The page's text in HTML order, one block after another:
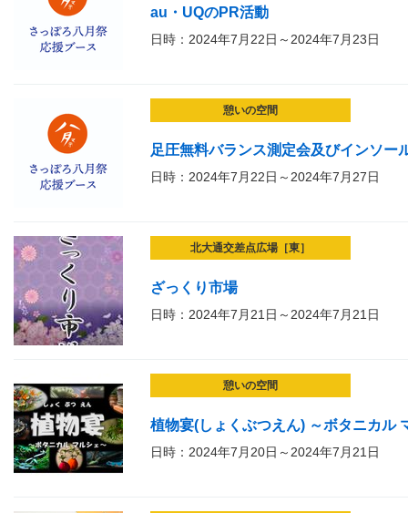
au・UQのPR活動
日時：2024年7月22日～2024年7月23日
憩いの空間
足圧無料バランス測定会及びインソー
日時：2024年7月22日～2024年7月27日
北大通交差点広場［東］
ざっくり市場
日時：2024年7月21日～2024年7月21日
憩いの空間
植物宴(しょくぶつえん) ～ボタニカル
日時：2024年7月20日～2024年7月21日